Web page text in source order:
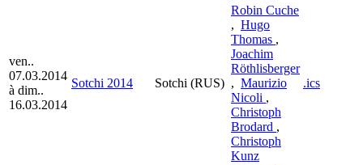
ven..
07.03.2014
à dim..
16.03.2014
Sotchi 2014 Sotchi (RUS)
Robin Cuche
, Hugo
Thomas ,
Joachim
Röthlisberger
, Maurizio
Nicoli ,
Christoph
Brodard ,
Christoph
Kunz
.ics